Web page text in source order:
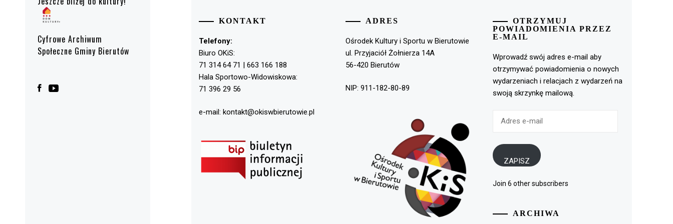
Cyfrowe Archiwum
Społeczne Gminy Bierutów
KONTAKT
Telefony:
Biuro OKiS:
71 314 64 71 | 663 166 188
Hala Sportowo-Widowiskowa:
71 396 29 56
e-mail: kontakt@okiswbierutowie.pl
ADRES
Ośrodek Kultury i Sportu w Bierutowie
ul. Przyjaciół Żołnierza 14A
56-420 Bierutów
NIP: 911-182-80-89
OTRZYMUJ
POWIADOMIENIA PRZEZ
E-MAIL
Wprowadź swój adres e-mail aby
otrzymywać powiadomienia o nowych
wydarzeniach i relacjach z wydarzeń na
swoją skrzynkę mailową.
ZAPISZ
Join 6 other subscribers
ARCHIWA